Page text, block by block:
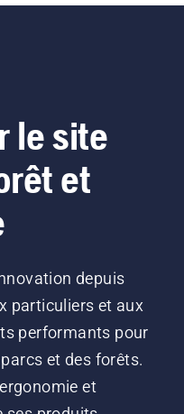
le site
et
depuis
particuliers et aux
performants pour
et des forêts.
et